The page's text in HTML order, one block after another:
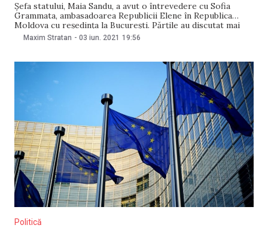
Șefa statului, Maia Sandu, a avut o întrevedere cu Sofia
Grammata, ambasadoarea Republicii Elene în Republica
Moldova cu reședința la București. Părțile au discutat mai
multe subiecte de pe agenda bilaterală, precum
cetățenilor noștri
Maxim Stratan - 03 iun. 2021 19:56
Politică